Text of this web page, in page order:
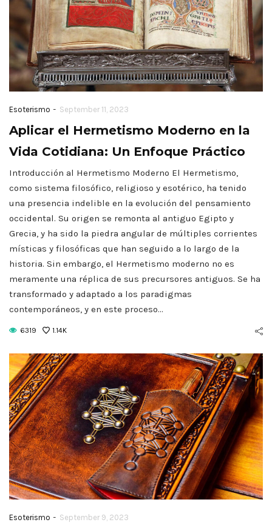
Esoterismo - September 11, 2023
Aplicar el Hermetismo Moderno en la
Vida Cotidiana: Un Enfoque Práctico
Introducción al Hermetismo Moderno El Hermetismo,
como sistema filosófico, religioso y esotérico, ha tenido
una presencia indelible en la evolución del pensamiento
occidental. Su origen se remonta al antiguo Egipto y
Grecia, y ha sido la piedra angular de múltiples corrientes
místicas y filosóficas que han seguido a lo largo de la
historia. Sin embargo, el Hermetismo moderno no es
meramente una réplica de sus precursores antiguos. Se ha
transformado y adaptado a los paradigmas
contemporáneos, y en este proceso…
6319 1.14K
Esoterismo - September 9, 2023